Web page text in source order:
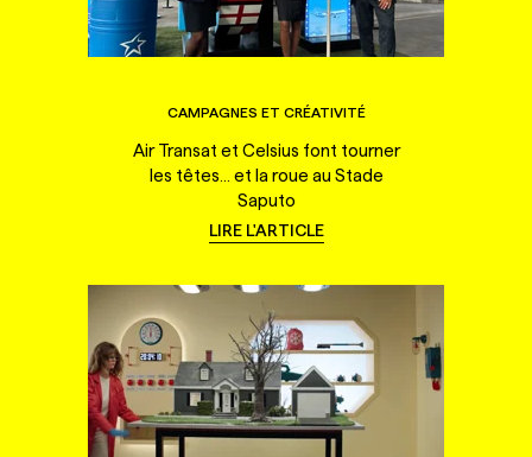
CAMPAGNES ET CRÉATIVITÉ
Air Transat et Celsius font tourner
les têtes... et la roue au Stade
Saputo
LIRE L'ARTICLE